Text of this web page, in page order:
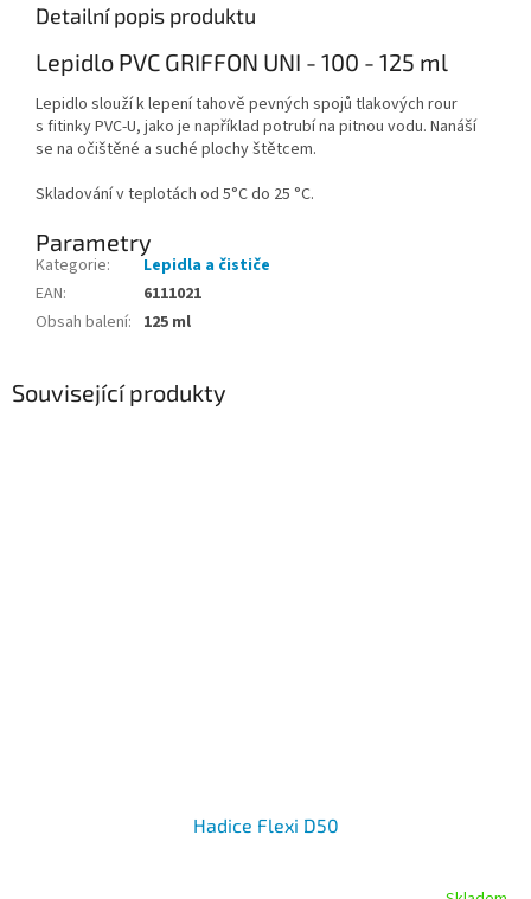
Detailní popis produktu
Lepidlo PVC GRIFFON UNI - 100 - 125 ml
Lepidlo slouží k lepení tahově pevných spojů tlakových rour
s fitinky PVC-U, jako je například potrubí na pitnou vodu. Nanáší
se na očištěné a suché plochy štětcem.
Skladování v teplotách od 5°C do 25 °C.
Parametry
Kategorie:
Lepidla a čističe
EAN:
6111021
Obsah balení: 125 ml
Související produkty
Hadice Flexi D50